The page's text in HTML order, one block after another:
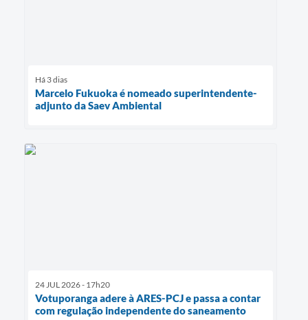
Há 3 dias
Marcelo Fukuoka é nomeado superintendente-
adjunto da Saev Ambiental
24 JUL 2026 - 17h20
Votuporanga adere à ARES-PCJ e passa a contar
com regulação independente do saneamento